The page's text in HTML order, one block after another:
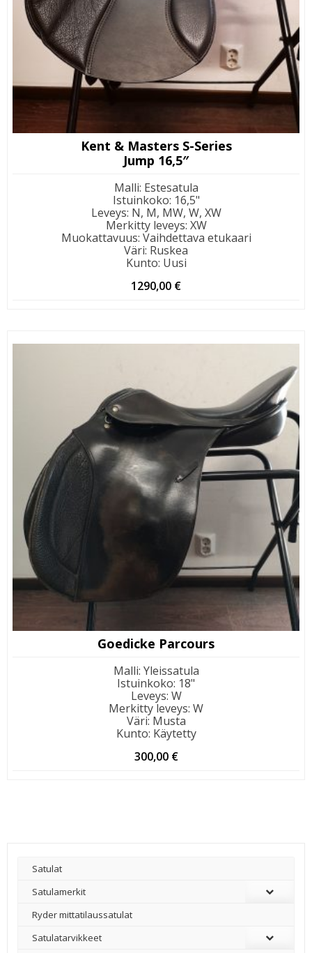
Kent & Masters S-Series
Jump 16,5″
Malli: Estesatula
Istuinkoko: 16,5"
Leveys: N, M, MW, W, XW
Merkitty leveys: XW
Muokattavuus: Vaihdettava etukaari
Väri: Ruskea
Kunto: Uusi
1290,00 €
Goedicke Parcours
Malli: Yleissatula
Istuinkoko: 18"
Leveys: W
Merkitty leveys: W
Väri: Musta
Kunto: Käytetty
300,00 €
Satulat
Satulamerkit
Ryder mittatilaussatulat
Satulatarvikkeet
–